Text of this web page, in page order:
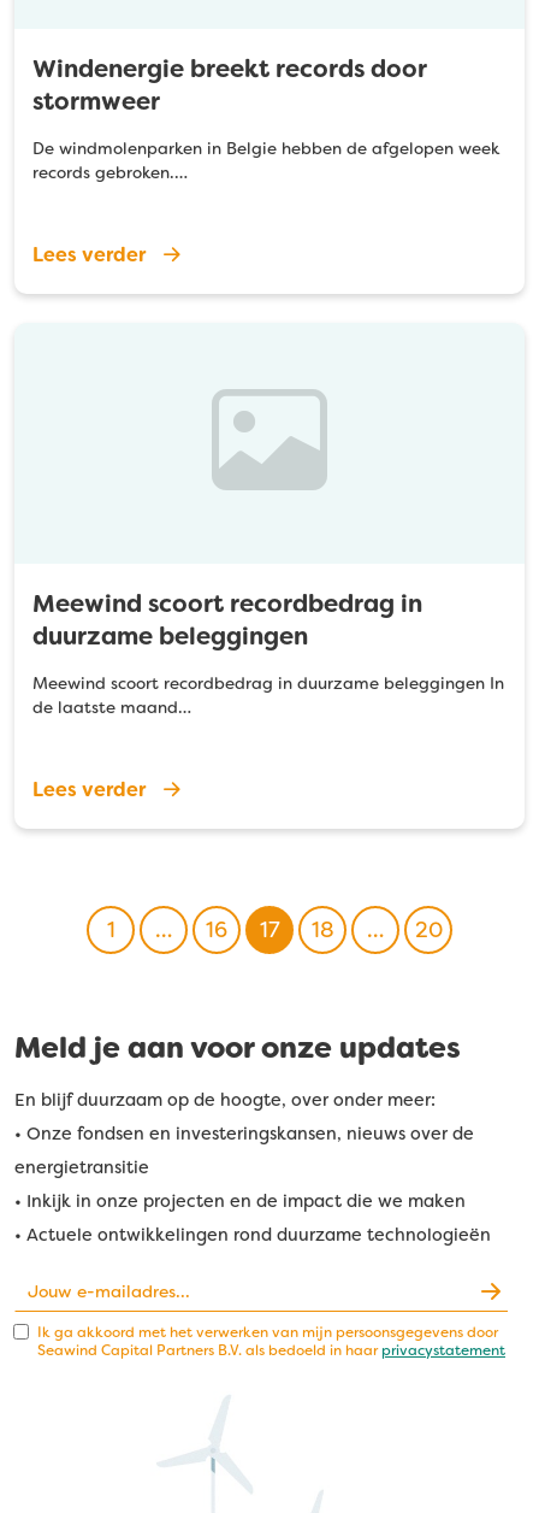
Windenergie breekt records door
stormweer
De windmolenparken in Belgie hebben de afgelopen week
records gebroken.…
Lees verder
Meewind scoort recordbedrag in
duurzame beleggingen
Meewind scoort recordbedrag in duurzame beleggingen In
de laatste maand…
Lees verder
paginering
1 … 16 17 18 … 20
Meld je aan voor onze updates
En blijf duurzaam op de hoogte, over onder meer:
• Onze fondsen en investeringskansen, nieuws over de
energietransitie
• Inkijk in onze projecten en de impact die we maken
• Actuele ontwikkelingen rond duurzame technologieën
Ik ga akkoord met het verwerken van mijn persoonsgegevens door
Seawind Capital Partners B.V. als bedoeld in haarprivacystatement